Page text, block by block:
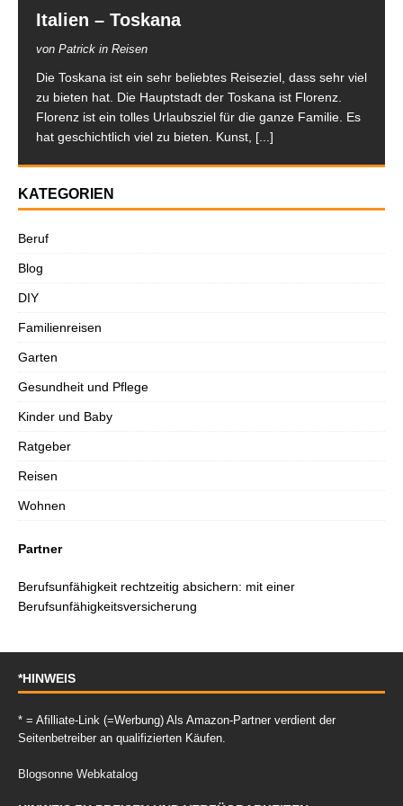
Italien – Toskana
von Patrick in Reisen
Die Toskana ist ein sehr beliebtes Reiseziel, dass sehr viel
zu bieten hat. Die Hauptstadt der Toskana ist Florenz.
Florenz ist ein tolles Urlaubsziel für die ganze Familie. Es
hat geschichtlich viel zu bieten. Kunst, [...]
KATEGORIEN
Beruf
Blog
DIY
Familienreisen
Garten
Gesundheit und Pflege
Kinder und Baby
Ratgeber
Reisen
Wohnen
Partner
Berufsunfähigkeit rechtzeitig absichern: mit einer
Berufsunfähigkeitsversicherung
*HINWEIS
* = Afilliate-Link (=Werbung) Als Amazon-Partner verdient der
Seitenbetreiber an qualifizierten Käufen.
Blogsonne Webkatalog